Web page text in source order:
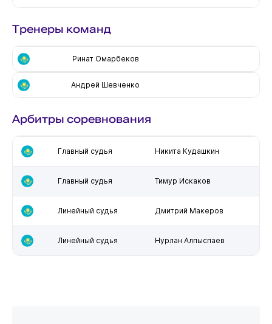
Тренеры команд
Ринат Омарбеков
Андрей Шевченко
Арбитры соревнования
Главный судья Никита Кудашкин
Главный судья Тимур Искаков
Линейный судья Дмитрий Макеров
Линейный судья Нурлан Алпыспаев